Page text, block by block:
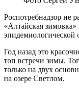
Роспотребнадзор не
«Алтайская зимовка»
эпидемиологической
Год назад это
топ встречи зимы.
только на двух
на озере Светлом.